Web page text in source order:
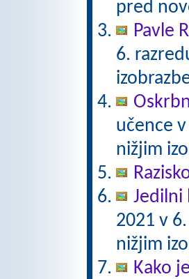
pred
Pavle
6.
učence
nižjim
Jedilni
2021 v
nižjim
Kako